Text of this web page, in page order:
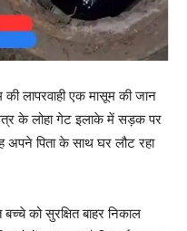
की लापरवाही एक मासूम की जान
के लोहा गेट इलाके में सड़क पर
अपने पिता के साथ घर लौट रहा
को सुरक्षित बाहर निकाल